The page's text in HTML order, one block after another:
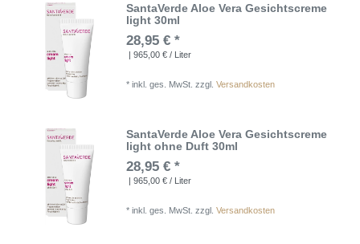
SantaVerde Aloe Vera Gesichtscreme
light 30ml
28,95 € *
| 965,00 € / Liter
*inkl. ges. MwSt. zzgl.Versandkosten
SantaVerde Aloe Vera Gesichtscreme
light ohne Duft 30ml
28,95 € *
| 965,00 € / Liter
*inkl. ges. MwSt. zzgl.Versandkosten